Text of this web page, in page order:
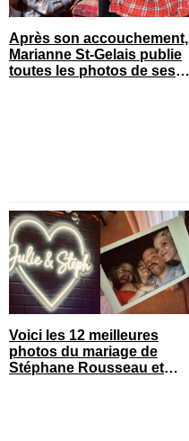
Après son accouchement,
Marianne St-Gelais publie
toutes les photos de ses
Voici les 12 meilleures
photos du mariage de
Stéphane Rousseau et